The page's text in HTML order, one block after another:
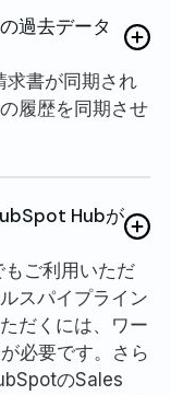
過去データ
求書が同期され
履歴を同期させ
Hubが
ご利用いただ
スパイプライン
だくには、ワー
必要です。さら
のSales